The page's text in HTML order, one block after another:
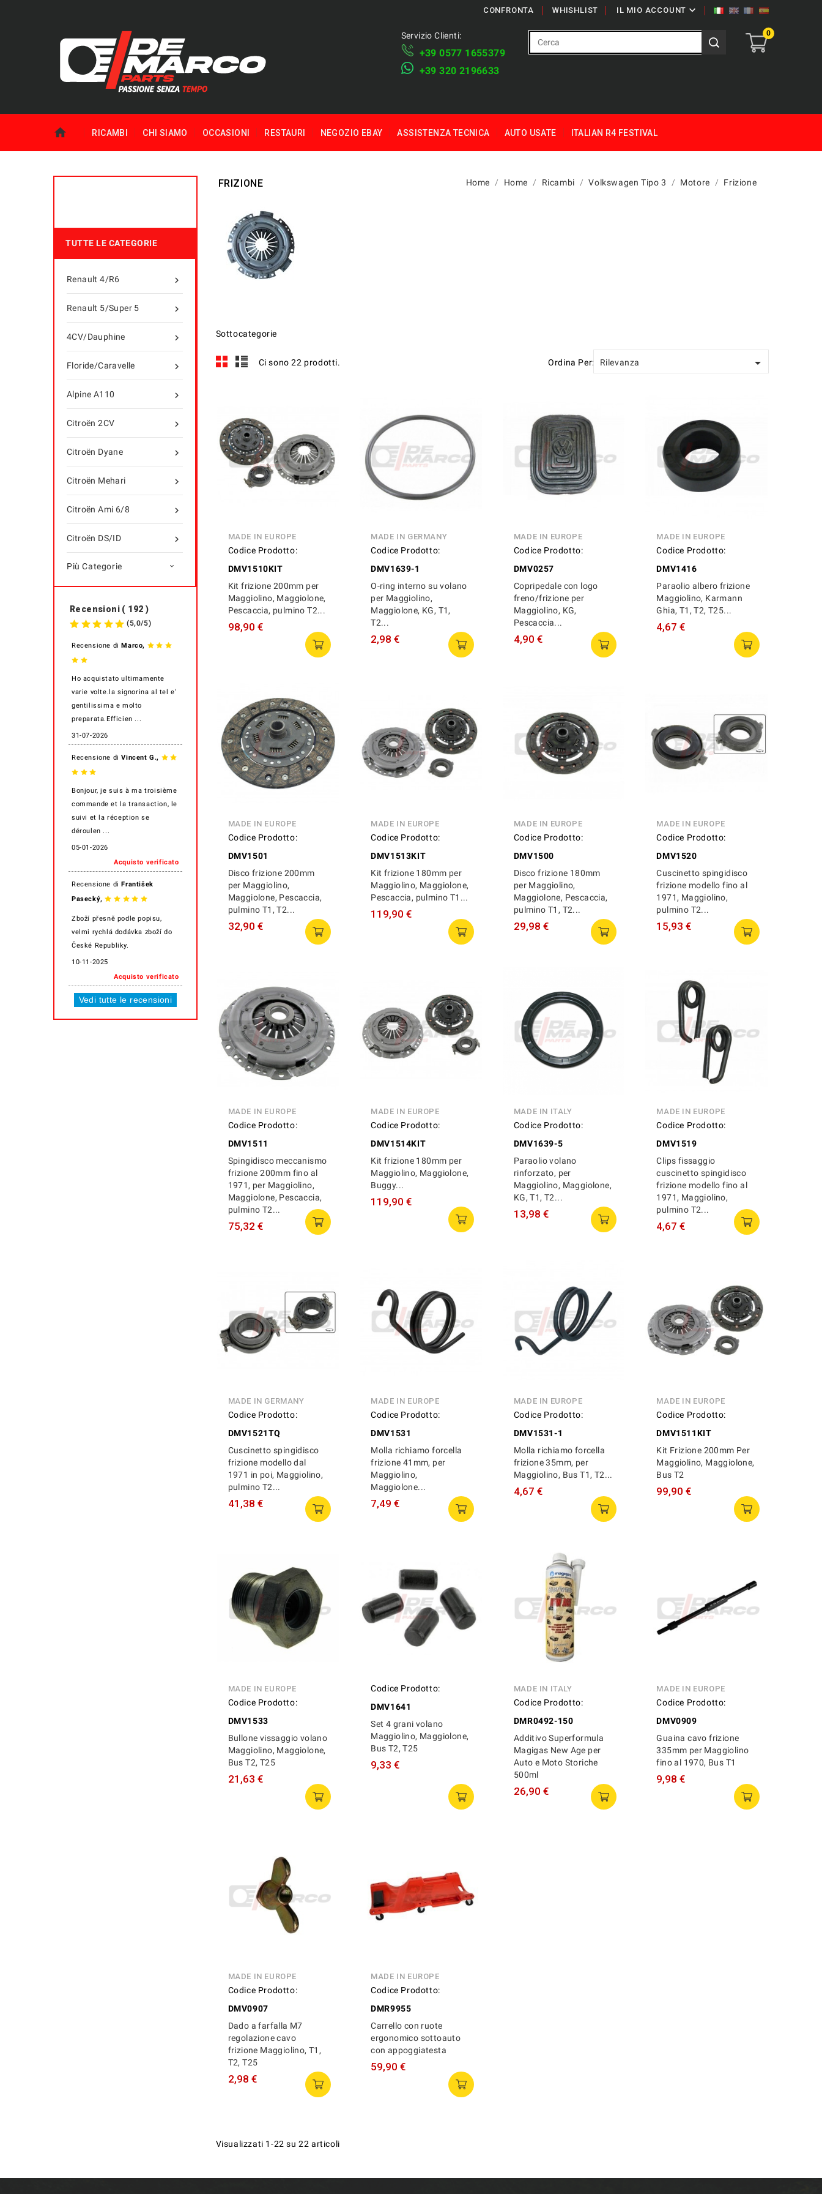
IL MIO ACCOUNT 
WHISHLIST
CONFRONTA
0
Servizio Clienti:
+39 ​​0577 1655379
​+39 320 2196633
RICAMBI CHI SIAMO OCCASIONI RESTAURI NEGOZIO EBAY ASSISTENZA TECNICA AUTO USATE ITALIAN R4 FESTIVAL
TUTTE LE CATEGORIE

Renault 4/R6

Renault 5/Super 5

4CV/Dauphine

Floride/Caravelle

Alpine A110

Citroën 2CV

Citroën Dyane

Citroën Mehari

Citroën Ami 6/8

Citroën DS/ID
Più Categorie 
Recensioni ( 192 )
(5,0/5)
Recensione diMarco,
Ho acquistato ultimamente
varie volte.la signorina al tel e'
gentilissima e molto
preparata.Efficien ...
31-07-2026
Recensione diVincent G.,
Bonjour, je suis à ma troisième
commande et la transaction, le
suivi et la réception se
déroulen ...
05-01-2026
Acquisto verificato
Recensione diFrantišek
Pasecký,
Zboží přesně podle popisu,
velmi rychlá dodávka zboží do
České Republiky.
10-11-2025
Acquisto verificato
Vedi tutte le recensioni
FRIZIONE Home Home Ricambi Volkswagen Tipo 3 Motore Frizione
Sottocategorie
Ci sono 22 prodotti. Ordina Per: Rilevanza 
MADE IN EUROPE
Codice Prodotto:
DMV1510KIT
Kit frizione 200mm per
Maggiolino, Maggiolone,
Pescaccia, pulmino T2...
98,90 €
MADE IN GERMANY
Codice Prodotto:
DMV1639-1
O-ring interno su volano
per Maggiolino,
Maggiolone, KG, T1,
T2...
2,98 €
MADE IN EUROPE
Codice Prodotto:
DMV0257
Copripedale con logo
freno/frizione per
Maggiolino, KG,
Pescaccia...
4,90 €
MADE IN EUROPE
Codice Prodotto:
DMV1416
Paraolio albero frizione
Maggiolino, Karmann
Ghia, T1, T2, T25...
4,67 €
MADE IN EUROPE
Codice Prodotto:
DMV1501
Disco frizione 200mm
per Maggiolino,
Maggiolone, Pescaccia,
pulmino T1, T2...
32,90 €
MADE IN EUROPE
Codice Prodotto:
DMV1513KIT
Kit frizione 180mm per
Maggiolino, Maggiolone,
Pescaccia, pulmino T1...
119,90 €
MADE IN EUROPE
Codice Prodotto:
DMV1500
Disco frizione 180mm
per Maggiolino,
Maggiolone, Pescaccia,
pulmino T1, T2...
29,98 €
MADE IN EUROPE
Codice Prodotto:
DMV1520
Cuscinetto spingidisco
frizione modello fino al
1971, Maggiolino,
pulmino T2...
15,93 €
MADE IN EUROPE
Codice Prodotto:
DMV1511
Spingidisco meccanismo
frizione 200mm fino al
1971, per Maggiolino,
Maggiolone, Pescaccia,
pulmino T2...
75,32 €
MADE IN EUROPE
Codice Prodotto:
DMV1514KIT
Kit frizione 180mm per
Maggiolino, Maggiolone,
Buggy...
119,90 €
MADE IN ITALY
Codice Prodotto:
DMV1639-5
Paraolio volano
rinforzato, per
Maggiolino, Maggiolone,
KG, T1, T2...
13,98 €
MADE IN EUROPE
Codice Prodotto:
DMV1519
Clips fissaggio
cuscinetto spingidisco
frizione modello fino al
1971, Maggiolino,
pulmino T2...
4,67 €
MADE IN GERMANY
Codice Prodotto:
DMV1521TQ
Cuscinetto spingidisco
frizione modello dal
1971 in poi, Maggiolino,
pulmino T2...
41,38 €
MADE IN EUROPE
Codice Prodotto:
DMV1531
Molla richiamo forcella
frizione 41mm, per
Maggiolino,
Maggiolone...
7,49 €
MADE IN EUROPE
Codice Prodotto:
DMV1531-1
Molla richiamo forcella
frizione 35mm, per
Maggiolino, Bus T1, T2...
4,67 €
MADE IN EUROPE
Codice Prodotto:
DMV1511KIT
Kit Frizione 200mm Per
Maggiolino, Maggiolone,
Bus T2
99,90 €
MADE IN EUROPE
Codice Prodotto:
DMV1533
Bullone vissaggio volano
Maggiolino, Maggiolone,
Bus T2, T25
21,63 €
Codice Prodotto:
DMV1641
Set 4 grani volano
Maggiolino, Maggiolone,
Bus T2, T25
9,33 €
MADE IN ITALY
Codice Prodotto:
DMR0492-150
Additivo Superformula
Magigas New Age per
Auto e Moto Storiche
500ml
26,90 €
MADE IN EUROPE
Codice Prodotto:
DMV0909
Guaina cavo frizione
335mm per Maggiolino
fino al 1970, Bus T1
9,98 €
MADE IN EUROPE
Codice Prodotto:
DMV0907
Dado a farfalla M7
regolazione cavo
frizione Maggiolino, T1,
T2, T25
2,98 €
MADE IN EUROPE
Codice Prodotto:
DMR9955
Carrello con ruote
ergonomico sottoauto
con appoggiatesta
59,90 €
Visualizzati 1-22 su 22 articoli